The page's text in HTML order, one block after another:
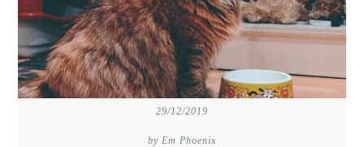
29/12/2019
by Em Phoenix